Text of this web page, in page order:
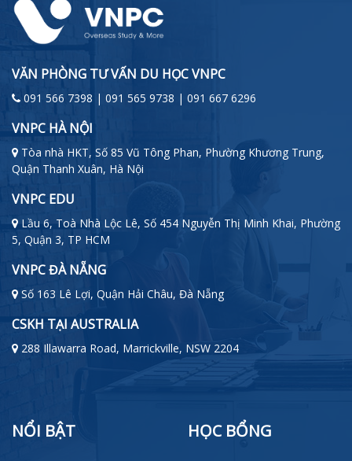
VĂN PHÒNG TƯ VẤN DU HỌC VNPC
091 566 7398 | 091 565 9738 | 091 667 6296
VNPC HÀ NỘI
Tòa nhà HKT, Số 85 Vũ Tông Phan, Phường Khương Trung,
Quận Thanh Xuân, Hà Nội
VNPC EDU
Lầu 6, Toà Nhà Lộc Lê, Số 454 Nguyễn Thị Minh Khai, Phường
5, Quận 3, TP HCM
VNPC ĐÀ NẴNG
Số 163 Lê Lợi, Quận Hải Châu, Đà Nẵng
CSKH TẠI AUSTRALIA
288 Illawarra Road, Marrickville, NSW 2204
NỔI BẬT HỌC BỔNG